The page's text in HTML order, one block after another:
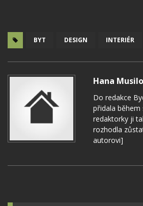
BYT DESIGN INTERIÉR
Hana
Do redakce
přidala během
redaktorky ji
rozhodla
autorovi]